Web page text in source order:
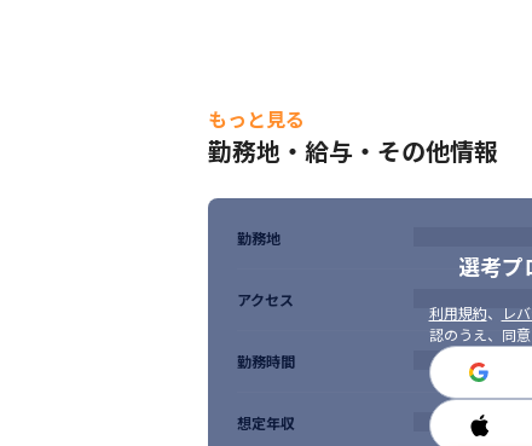
もっと見る
勤務地・給与・その他情報
選考プ
利用規約、 レ
認のうえ、同
勤務地
アクセス
勤務時間
想定年収